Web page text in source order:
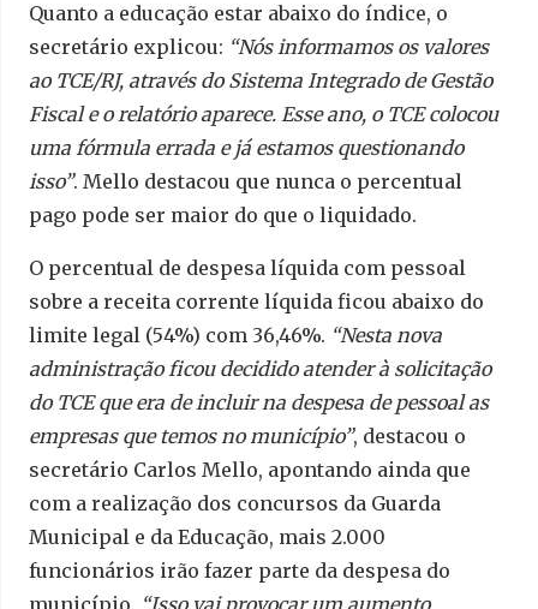
Quanto a educação estar abaixo do índice, o
secretário explicou: “Nós informamos os valores
ao TCE/RJ, através do Sistema Integrado de Gestão
Fiscal e o relatório aparece. Esse ano, o TCE colocou
uma fórmula errada e já estamos questionando
isso”. Mello destacou que nunca o percentual
pago pode ser maior do que o liquidado.
O percentual de despesa líquida com pessoal
sobre a receita corrente líquida ficou abaixo do
limite legal (54%) com 36,46%. “Nesta nova
administração ficou decidido atender à solicitação
do TCE que era de incluir na despesa de pessoal as
empresas que temos no município”, destacou o
secretário Carlos Mello, apontando ainda que
com a realização dos concursos da Guarda
Municipal e da Educação, mais 2.000
funcionários irão fazer parte da despesa do